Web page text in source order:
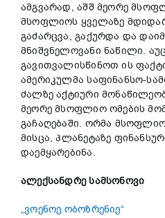
ამგვარად, აშშ მეორე
მსოფლიოს ყველაზე
გაძარცვა, გაქურდა და
მნიშვნელოვანი ნაწილი.
გავითვალისწინოთ ის
ამერიკულმა საფინანსო-
ძალზე აქტიური
მეორე მსოფლიო ომების
გაჩაღებაში. ორმა
მისცა, პლანეტაზე
დაემყარებინა.
ალექსანდრე სამსონოვი
„ვოენოე ობოზრენიე“